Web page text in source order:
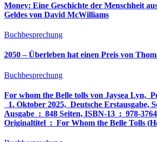
Money: Eine Geschichte der Menschheit
Geldes von David McWilliams
Buchbesprechung
2050 – Überleben hat einen Preis von
Buchbesprechung
For whom the Belle tolls von Jaysea Lyn,
1. Oktober 2025, ‎ Deutsche Erstausgabe,
Ausgabe ‏ : ‎ 848 Seiten, ISBN-13 ‏ : ‎ 978-3764533694,
Originaltitel ‏ : ‎ For Whom the Belle Tolls